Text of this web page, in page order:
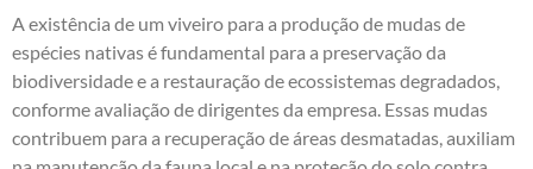
A existência de um viveiro para a produção de mudas de
espécies nativas é fundamental para a preservação da
biodiversidade e a restauração de ecossistemas degradados,
conforme avaliação de dirigentes da empresa. Essas mudas
contribuem para a recuperação de áreas desmatadas, auxiliam